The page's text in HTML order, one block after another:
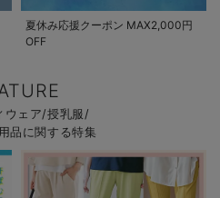
夏休み応援クーポン MAX2,000円
OFF
ウェア/授乳服/
品に関する特集